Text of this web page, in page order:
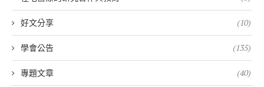
好文分享 (10)
學會公告 (135)
專題文章 (40)